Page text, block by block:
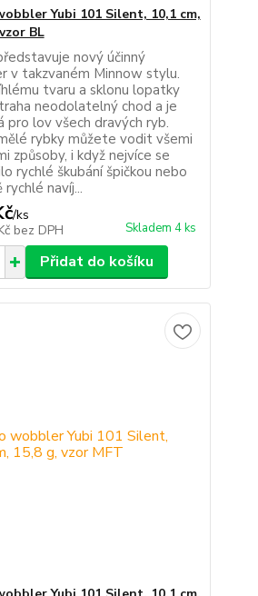
Yubi 101 Silent, 10,1 cm,
BL
nový účinný
v takzvaném Minnow stylu.
tvaru a sklonu lopatky
neodolatelný chod a je
pro lov všech dravých ryb.
rybky můžete vodit všemi
způsoby, i když nejvíce se
rychlé škubání špičkou nebo
navíj...
/ks
bez DPH Skladem 4 ks
Přidat do košíku